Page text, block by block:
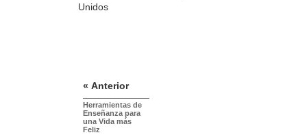
Unidos
« Anterior
Herramientas de
Enseñanza para
una Vida más
Feliz